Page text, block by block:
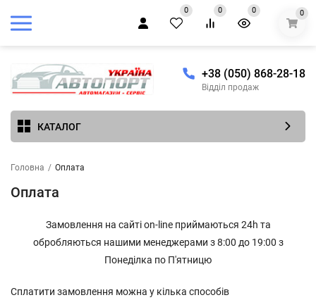
0 0 0 0
+38 (050) 868-28-18
Відділ продаж
КАТАЛОГ
Головна / Оплата
Оплата
Замовлення на сайті on-line приймаються 24h та
обробляються нашими менеджерами з 8:00 до 19:00 з
Понеділка по П'ятницю
Сплатити замовлення можна у кілька способів